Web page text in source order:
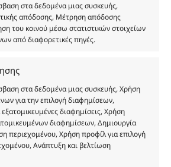
στα δεδομένα μιας συσκευής,
απόδοσης, Μέτρηση απόδοσης
του κοινού μέσω στατιστικών στοιχείων
από διαφορετικές πηγές.
στα δεδομένα μιας συσκευής, Χρήση
για την επιλογή διαφημίσεων,
διαφημίσεις, Χρήση
διαφημίσεων, Δημιουργία
περιεχομένου, Χρήση προφίλ για επιλογή
Ανάπτυξη και βελτίωση
Οι εικόνες ενδέχεται να
δικαιώματα.
νόμιμου δικαιώματος.